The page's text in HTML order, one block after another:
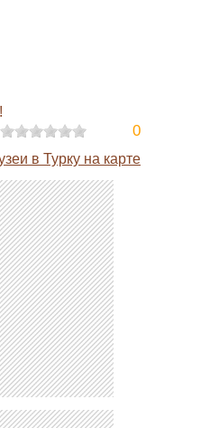
0
в Турку на карте